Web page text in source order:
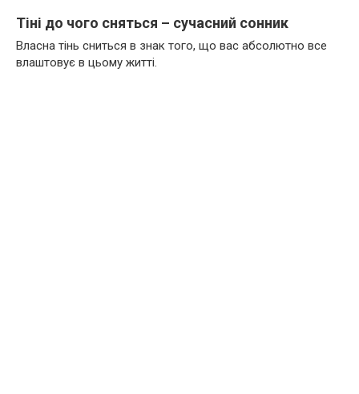
Тіні до чого сняться – сучасний сонник
Власна тінь сниться в знак того, що вас абсолютно все
влаштовує в цьому житті.